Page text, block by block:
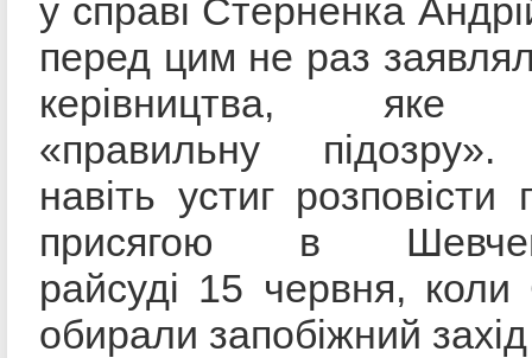
у справі Стерненка
перед цим не раз
керівництва, яке
«правильну підозру».
навіть устиг
присягою в
райсуді 15 червня, коли
обирали запобіжний